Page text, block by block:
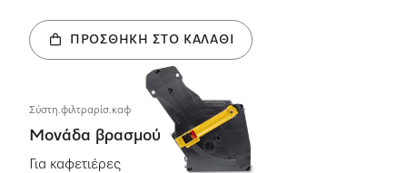
ΠΡΟΣΘΉΚΗ ΣΤΟ ΚΑΛΆΘΙ
Σύστη.φιλτραρίσ.καφ
Μονάδα βρασμού
Για καφετιέρες